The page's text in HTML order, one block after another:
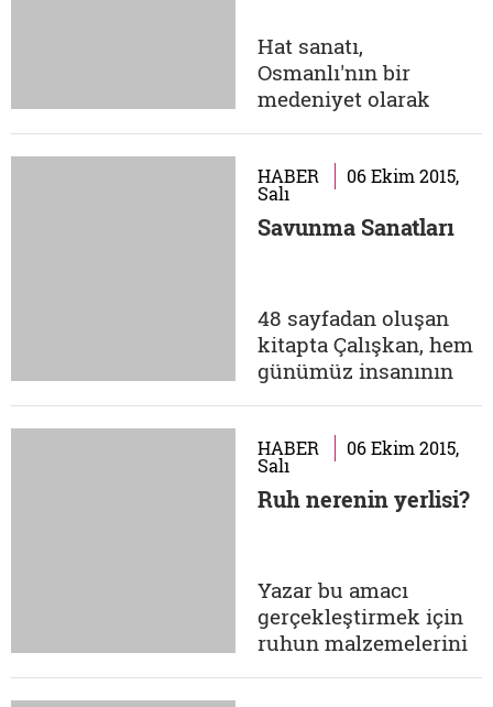
yaşındayım. Kendimi
bildim bileli milli
takım,...
Hat sanatı,
Osmanlı'nın bir
medeniyet olarak
ölçülerindendir.
"Kur'an-ı Kerim
Mekke'de nazil oldu,
sözü de bu durumu
açıklarken kullanılan
dikkat çekici
sözlerden biridir.
Ülkemizde...
HABER 06 Ekim 2015,
Salı
Savunma Sanatları
48 sayfadan oluşan
kitapta Çalışkan, hem
günümüz insanının
sürdürüyor, hem de
bu teşhis sürecini
yeni tespitleriyle
babasını
andırır/Kanepeler
çekilir bir yüzük daha
neden...
HABER 06 Ekim 2015,
Salı
Ruh nerenin yerlisi?
Yazar bu amacı
gerçekleştirmek için
ruhun malzemelerini